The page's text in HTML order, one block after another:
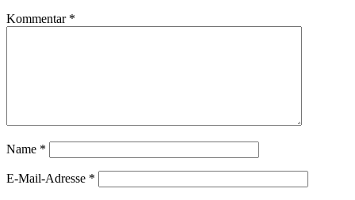
Kommentar *
Name *
E-Mail-Adresse *